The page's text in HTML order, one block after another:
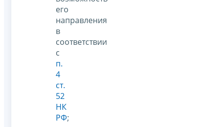
его
направления
в
соответствии
с
п.
4
ст.
52
НК
РФ;